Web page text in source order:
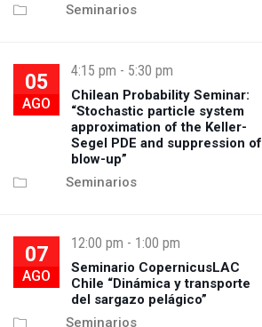
Seminarios
05
AGO
4:15 pm - 5:30 pm
Chilean Probability Seminar:
“Stochastic particle system
approximation of the Keller-
Segel PDE and suppression of
blow-up”
Seminarios
07
AGO
12:00 pm - 1:00 pm
Seminario CopernicusLAC
Chile “Dinámica y transporte
del sargazo pelágico”
Seminarios